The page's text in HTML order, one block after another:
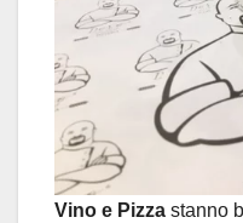
Vino e Pizza stanno